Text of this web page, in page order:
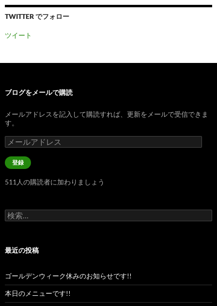
TWITTER でフォロー
ツイート
ブログをメールで購読
メールアドレスを記入して購読すれば、更新をメールで受信できま
す。
メ
ー
ル
ア
レ
登録
511人の購読者に加わりましょう
検
索:
最近の投稿
ゴールデンウィーク休みのお知らせです!!
本日のメニューです!!